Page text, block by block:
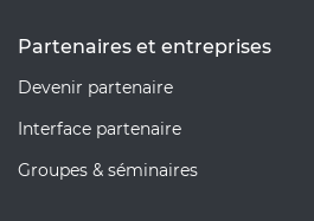
Partenaires et entreprises
Devenir partenaire
Interface partenaire
Groupes & séminaires